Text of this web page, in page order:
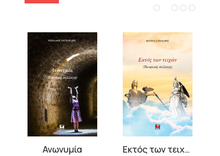
Ανωνυμία Εκτός των τειχών